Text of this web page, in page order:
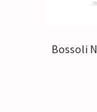
Bossoli